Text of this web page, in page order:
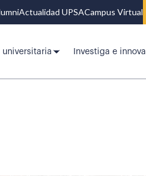
Actualidad UPSACampus Virtual
universitaria Investiga e innova